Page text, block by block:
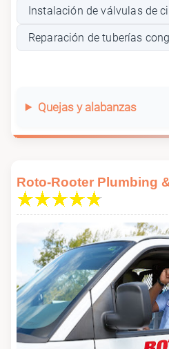
Instalación de válvulas de
Reparación de tuberías
Quejas y alabanzas
Roto-Rooter Plumbing